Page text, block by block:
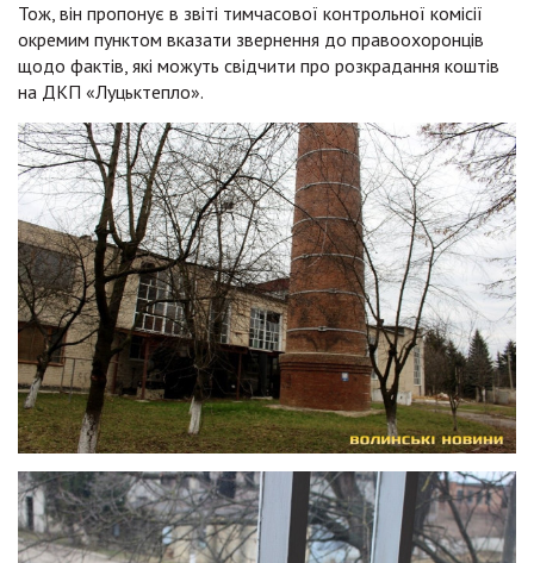
Тож, він пропонує в звіті тимчасової контрольної комісії
окремим пунктом вказати звернення до правоохоронців
щодо фактів, які можуть свідчити про розкрадання коштів
на ДКП «Луцьктепло».